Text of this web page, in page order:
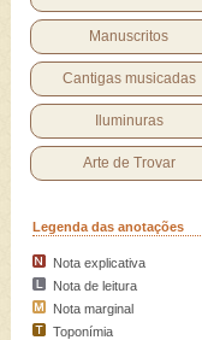
Manuscritos
Cantigas musicadas
Iluminuras
Arte de Trovar
Legenda das anotações
Nota explicativa
Nota de leitura
Nota marginal
Toponímia